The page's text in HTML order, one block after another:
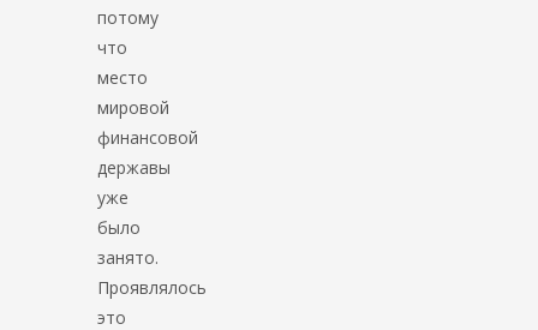
потому
что
место
мировой
финансовой
державы
уже
было
занято.
Проявлялось
это